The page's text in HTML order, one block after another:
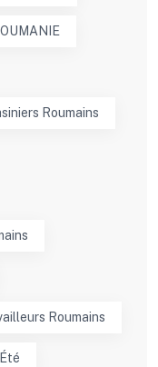
Roumains
Roumains